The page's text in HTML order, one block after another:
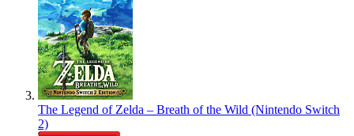
The Legend of Zelda – Breath of the Wild (Nintendo Switch
2)